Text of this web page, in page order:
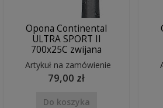
Opona Continental
ULTRA SPORT II
700x25C zwijana
Artykuł na zamówienie
79,00 zł
Do koszyka